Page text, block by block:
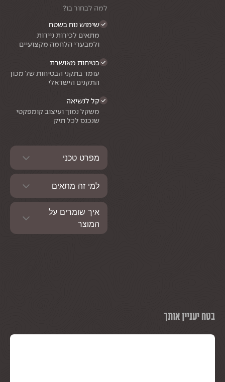
למה לבחור בו?
שימוש נוח בשטח
מתאים לכירות ניידות
ולמבערי הלחמה מקצועיים
בטיחות מאושרת
עומד בתקני הבטיחות של מכון
התקנים הישראלי
קל לנשיאה
משקל נמוך ועיצוב קומפקטי
שנכנס לכל תיק
מפרט טכני
למי זה מתאים
איך שומרים על
המוצר
בטח יעניין אותך